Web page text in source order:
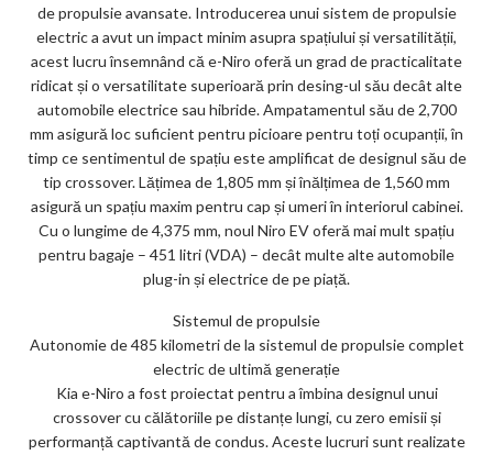
de propulsie avansate. Introducerea unui sistem de propulsie
electric a avut un impact minim asupra spațiului și versatilității,
acest lucru însemnând că e-Niro oferă un grad de practicalitate
ridicat și o versatilitate superioară prin desing-ul său decât alte
automobile electrice sau hibride. Ampatamentul său de 2,700
mm asigură loc suficient pentru picioare pentru toți ocupanții, în
timp ce sentimentul de spațiu este amplificat de designul său de
tip crossover. Lățimea de 1,805 mm și înălțimea de 1,560 mm
asigură un spațiu maxim pentru cap și umeri în interiorul cabinei.
Cu o lungime de 4,375 mm, noul Niro EV oferă mai mult spațiu
pentru bagaje – 451 litri (VDA) – decât multe alte automobile
plug-in și electrice de pe piață.
Sistemul de propulsie
Autonomie de 485 kilometri de la sistemul de propulsie complet
electric de ultimă generație
Kia e-Niro a fost proiectat pentru a îmbina designul unui
crossover cu călătoriile pe distanțe lungi, cu zero emisii și
performanță captivantă de condus. Aceste lucruri sunt realizate